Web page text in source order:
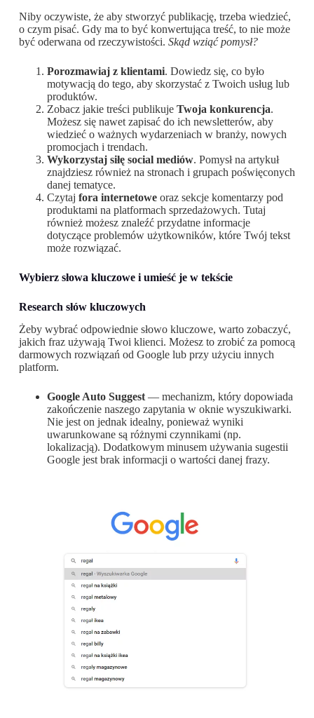
Niby oczywiste, że aby stworzyć publikację, trzeba wiedzieć,
o czym pisać. Gdy ma to być konwertująca treść, to nie może
być oderwana od rzeczywistości. Skąd wziąć pomysł?
Porozmawiaj z klientami. Dowiedz się, co było
motywacją do tego, aby skorzystać z Twoich usług lub
produktów.
Zobacz jakie treści publikujeTwoja konkurencja.
Możesz się nawet zapisać do ich newsletterów, aby
wiedzieć o ważnych wydarzeniach w branży, nowych
promocjach i trendach.
Wykorzystaj siłę social mediów. Pomysł na artykuł
znajdziesz również na stronach i grupach poświęconych
danej tematyce.
Czytaj fora internetoweoraz sekcje komentarzy pod
produktami na platformach sprzedażowych. Tutaj
również możesz znaleźć przydatne informacje
dotyczące problemów użytkowników, które Twój tekst
może rozwiązać.
Wybierz słowa kluczowe i umieść je w tekście
Research słów kluczowych
Żeby wybrać odpowiednie słowo kluczowe, warto zobaczyć,
jakich fraz używają Twoi klienci. Możesz to zrobić za pomocą
darmowych rozwiązań od Google lub przy użyciu innych
platform.
Google Auto Suggest— mechanizm, który dopowiada
zakończenie naszego zapytania w oknie wyszukiwarki.
Nie jest on jednak idealny, ponieważ wyniki
uwarunkowane są różnymi czynnikami (np.
lokalizacją). Dodatkowym minusem używania sugestii
Google jest brak informacji o wartości danej frazy.